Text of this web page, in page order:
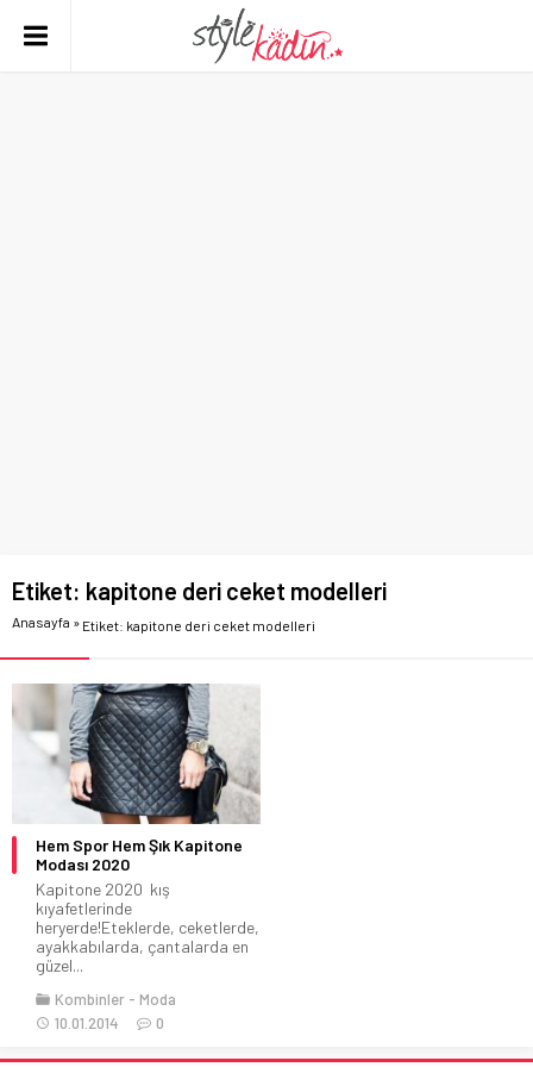
Etiket: kapitone deri ceket modelleri
Anasayfa » Etiket: kapitone deri ceket modelleri
Hem Spor Hem Şık Kapitone
Modası 2020
Kapitone 2020 kış
kıyafetlerinde
heryerde!Eteklerde, ceketlerde,
ayakkabılarda, çantalarda en
güzel...
Kombinler
Moda
10.01.2014
0